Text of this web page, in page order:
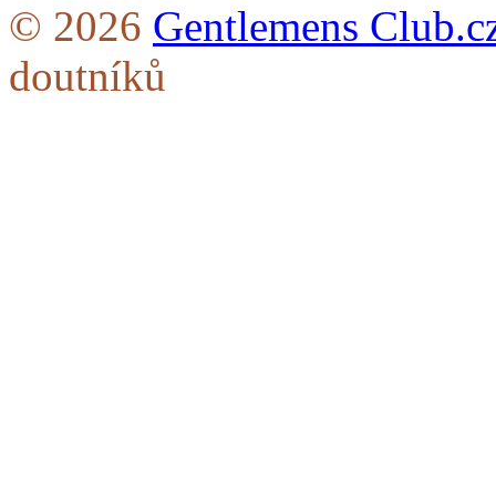
© 2026 Gentlemens
doutníků